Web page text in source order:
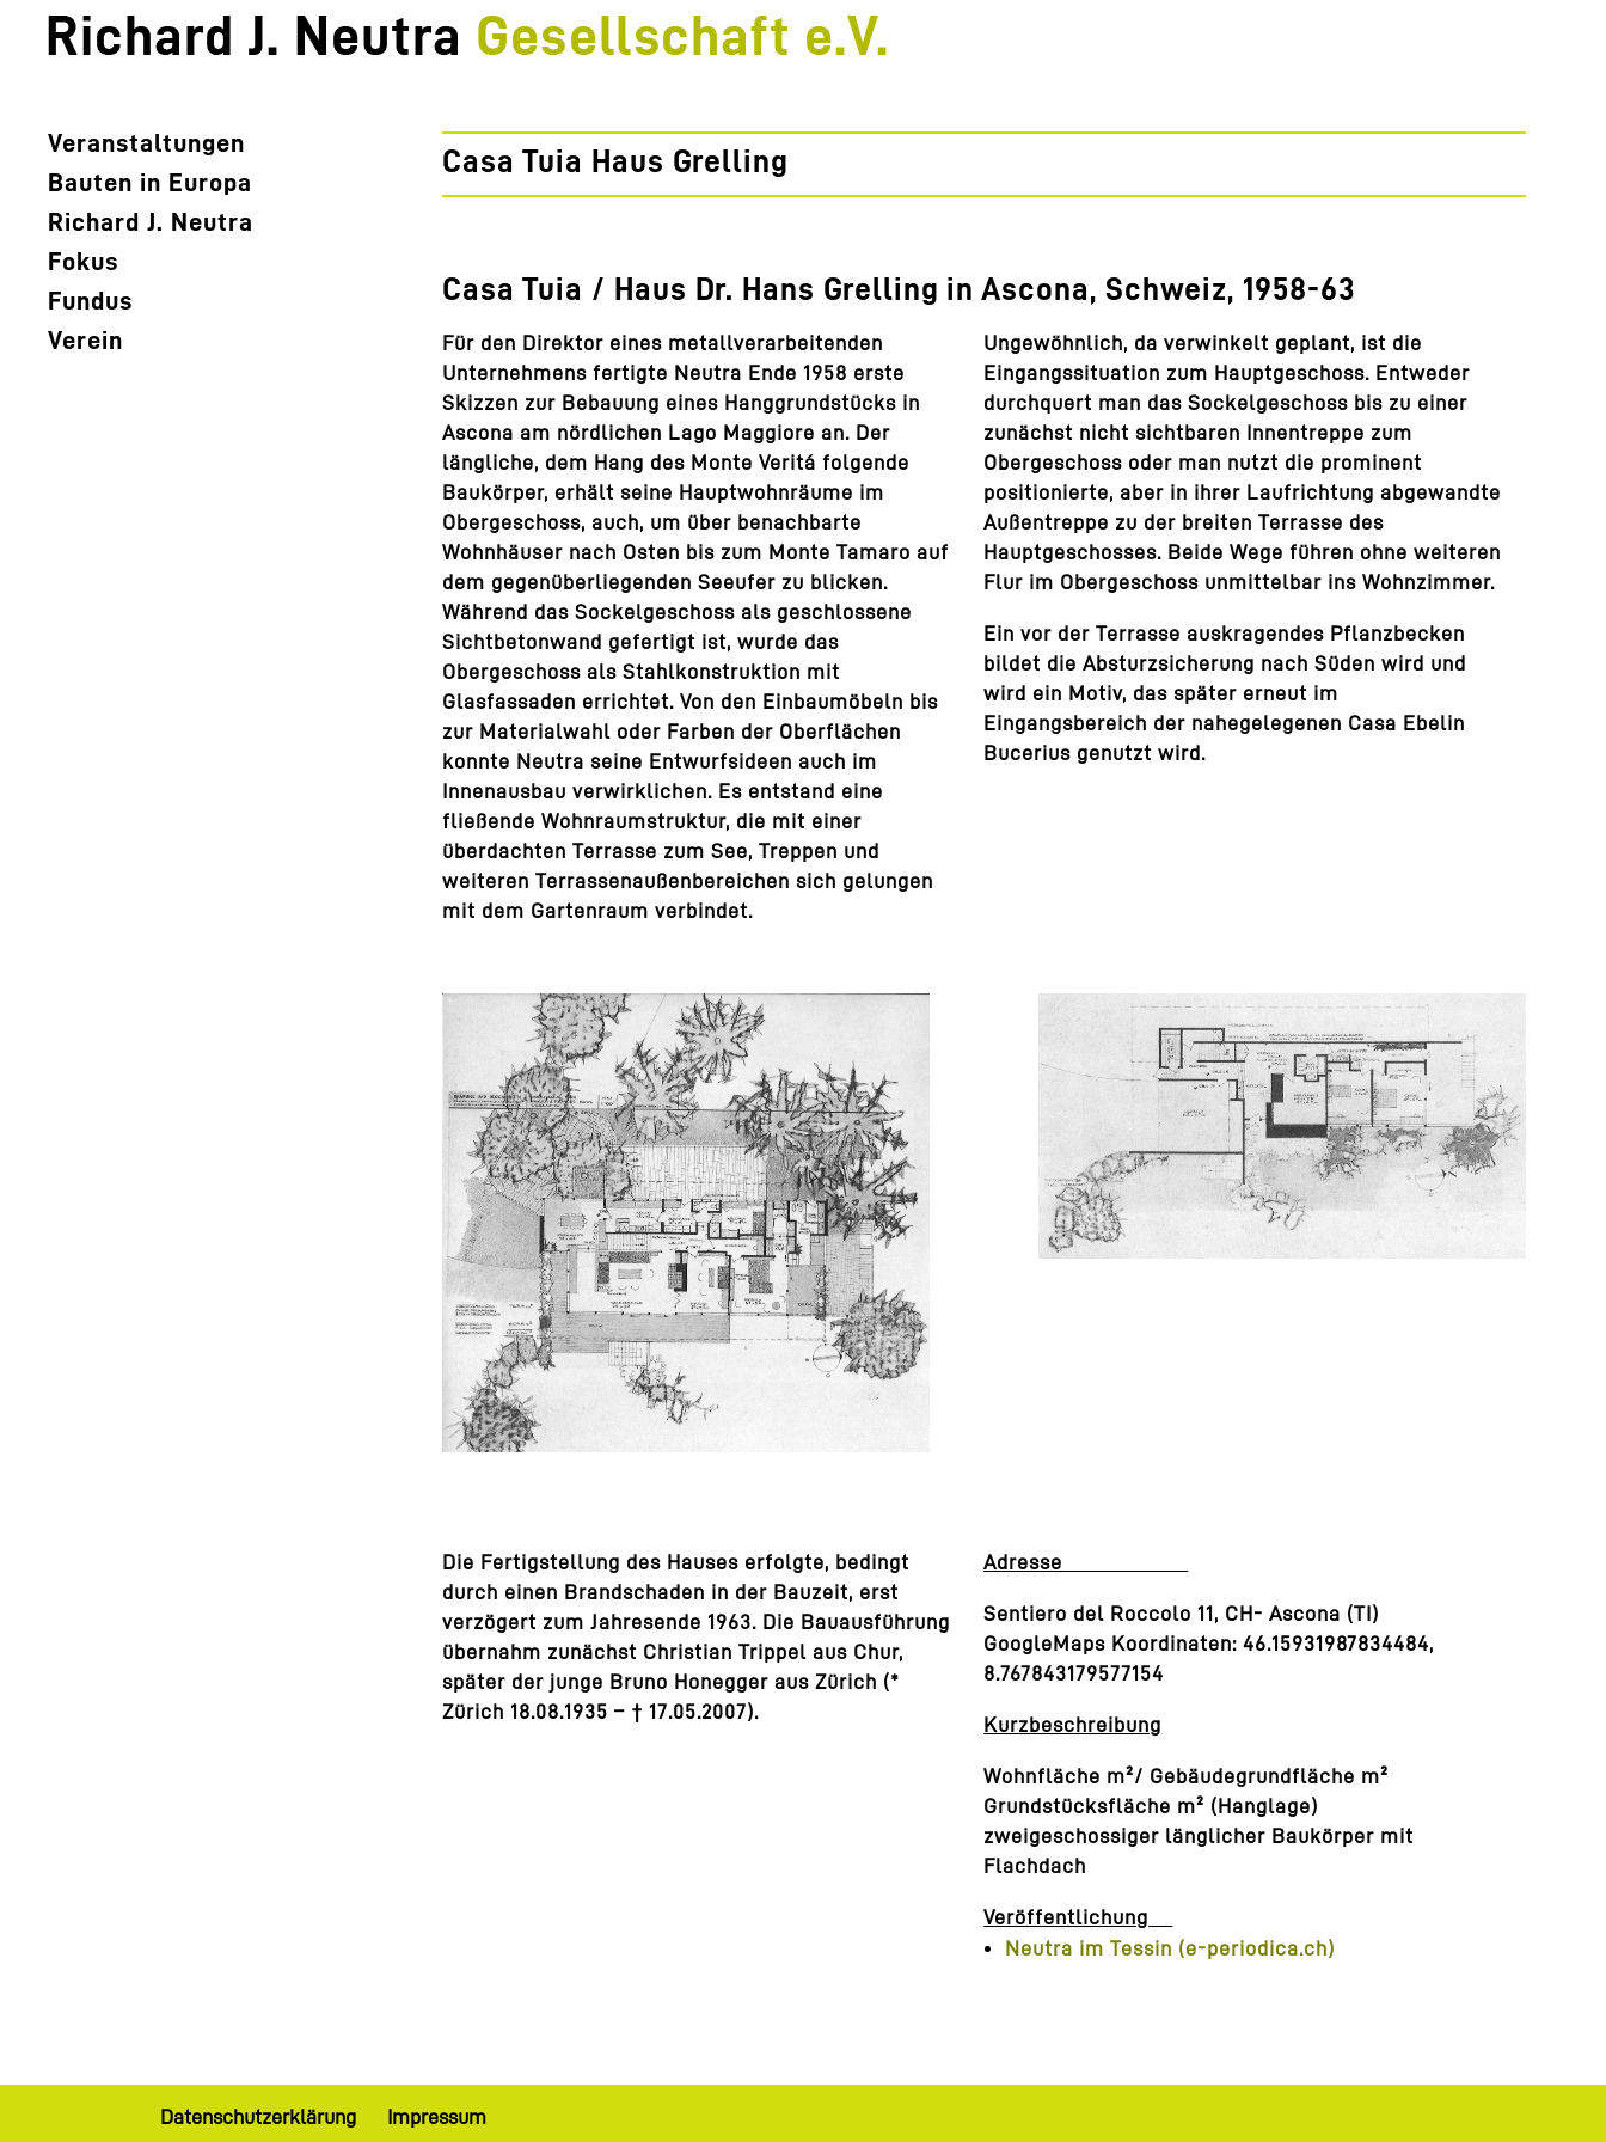
Veranstaltungen
Bauten in Europa
Richard J. Neutra
Fokus
Fundus
Verein
Casa Tuia Haus Grelling
Casa Tuia / Haus Dr. Hans Grelling in Ascona, Schweiz, 1958-63
Für den Direktor eines metallverarbeitenden
Unternehmens fertigte Neutra Ende 1958 erste
Skizzen zur Bebauung eines Hanggrundstücks in
Ascona am nördlichen Lago Maggiore an. Der
längliche, dem Hang des Monte Veritá folgende
Baukörper, erhält seine Hauptwohnräume im
Obergeschoss, auch, um über benachbarte
Wohnhäuser nach Osten bis zum Monte Tamaro auf
dem gegenüberliegenden Seeufer zu blicken.
Während das Sockelgeschoss als geschlossene
Sichtbetonwand gefertigt ist, wurde das
Obergeschoss als Stahlkonstruktion mit
Glasfassaden errichtet. Von den Einbaumöbeln bis
zur Materialwahl oder Farben der Oberflächen
konnte Neutra seine Entwurfsideen auch im
Innenausbau verwirklichen. Es entstand eine
fließende Wohnraumstruktur, die mit einer
überdachten Terrasse zum See, Treppen und
weiteren Terrassenaußenbereichen sich gelungen
mit dem Gartenraum verbindet.
​Ungewöhnlich, da verwinkelt geplant, ist die
Eingangssituation zum Hauptgeschoss. Entweder
durchquert man das Sockelgeschoss bis zu einer
zunächst nicht sichtbaren Innentreppe zum
Obergeschoss oder man nutzt die prominent
positionierte, aber in ihrer Laufrichtung abgewandte
Außentreppe zu der breiten Terrasse des
Hauptgeschosses. Beide Wege führen ohne weiteren
Flur im Obergeschoss unmittelbar ins Wohnzimmer.
Ein vor der Terrasse auskragendes Pflanzbecken
bildet die Absturzsicherung nach Süden wird und
wird ein Motiv, das später erneut im
Eingangsbereich der nahegelegenen Casa Ebelin
Bucerius genutzt wird.
​Die Fertigstellung des Hauses erfolgte, bedingt
durch einen Brandschaden in der Bauzeit, erst
verzögert zum Jahresende 1963. Die Bauausführung
übernahm zunächst Christian Trippel aus Chur,
später der junge Bruno Honegger aus Zürich (*
Zürich 18.08.1935 – † 17.05.2007).
Adresse
Sentiero del Roccolo 11, CH- Ascona (TI)
GoogleMaps Koordinaten: 46.15931987834484,
8.767843179577154
Kurzbeschreibung
Wohnfläche m²/ Gebäudegrundfläche m²
Grundstücksfläche m² (Hanglage)
zweigeschossiger länglicher Baukörper mit
Flachdach
Veröffentlichung
Neutra im Tessin (e-periodica.ch)
Datenschutzerklärung Impressum